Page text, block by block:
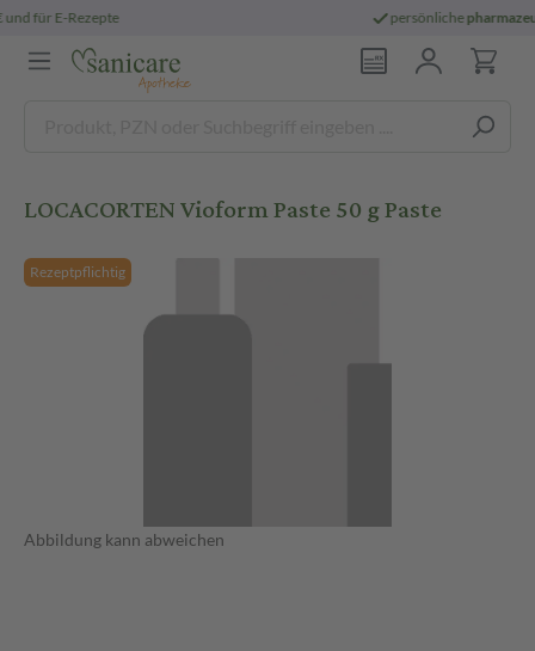
pharmazeutische Beratung
LOCACORTEN Vioform Paste 50 g Paste
Rezeptpflichtig
Abbildung kann abweichen